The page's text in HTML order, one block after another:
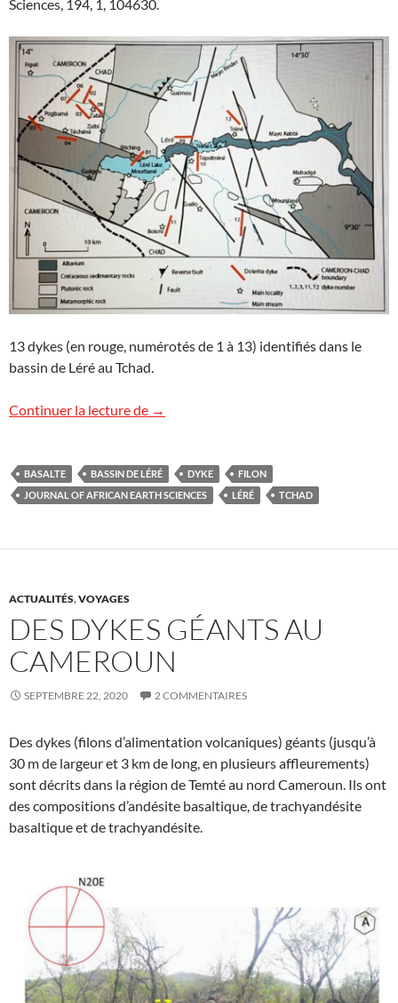
Sciences, 194, 1, 104630.
13 dykes (en rouge, numérotés de 1 à 13) identifiés dans le
bassin de Léré au Tchad.
Continuer la lecture de Activité magmatique dans le bassin de
→
BASALTE BASSIN DE LÉRÉ DYKE
FILON
JOURNAL OF AFRICAN EARTH SCIENCES
LÉRÉ TCHAD
ACTUALITÉS,VOYAGES
DES DYKES GÉANTS AU
CAMEROUN
SEPTEMBRE 22, 2020 2 COMMENTAIRES
Des dykes (filons d’alimentation volcaniques) géants (jusqu’à
30 m de largeur et 3 km de long, en plusieurs affleurements)
sont décrits dans la région de Temté au nord Cameroun. Ils ont
des compositions d’andésite basaltique, de trachyandésite
basaltique et de trachyandésite.